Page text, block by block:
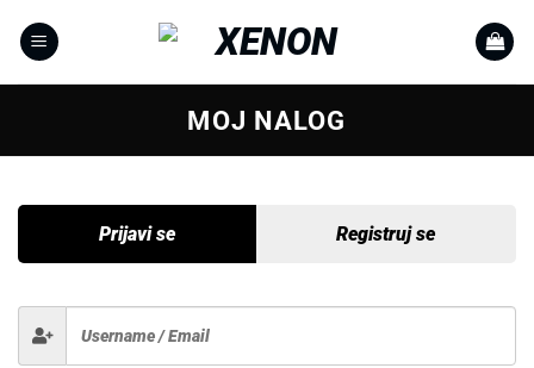
MOJ NALOG
Prijavi se Registruj se